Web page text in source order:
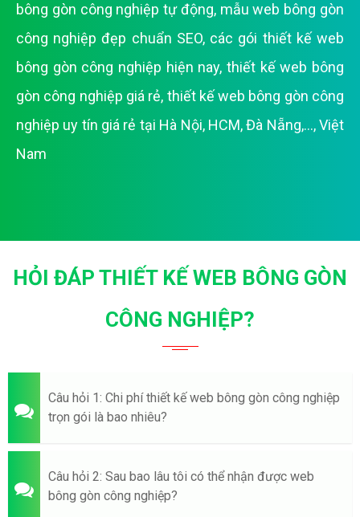
bông gòn công nghiệp tự động, mẫu web bông gòn
công nghiệp đẹp chuẩn SEO, các gói thiết kế web
bông gòn công nghiệp hiện nay,thiết kế web bông
gòn công nghiệp giá rẻ, thiết kế web bông gòn công
nghiệp uy tín giá rẻ tại Hà Nội, HCM, Đà Nẵng,..., Việt
Nam
HỎI ĐÁP THIẾT KẾ WEB BÔNG GÒN
CÔNG NGHIỆP?
Câu hỏi 1: Chi phí thiết kế web bông gòn công nghiệp
trọn gói là bao nhiêu?
Câu hỏi 2: Sau bao lâu tôi có thể nhận được web
bông gòn công nghiệp?